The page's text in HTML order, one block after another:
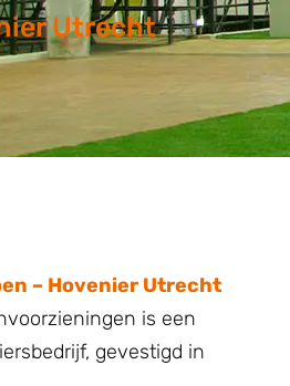
Utrecht
– Hovenier Utrecht
is een
gevestigd in